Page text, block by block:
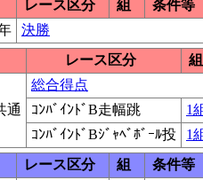
レース区分 組
条件等
決勝
レース区分
組
通
総合得点
ｺﾝﾊﾞｲﾝﾄﾞB走幅跳
1
ｺﾝﾊﾞｲﾝﾄﾞBｼﾞｬﾍﾞﾎﾞｰﾙ投
1
レース区分 組
条件等